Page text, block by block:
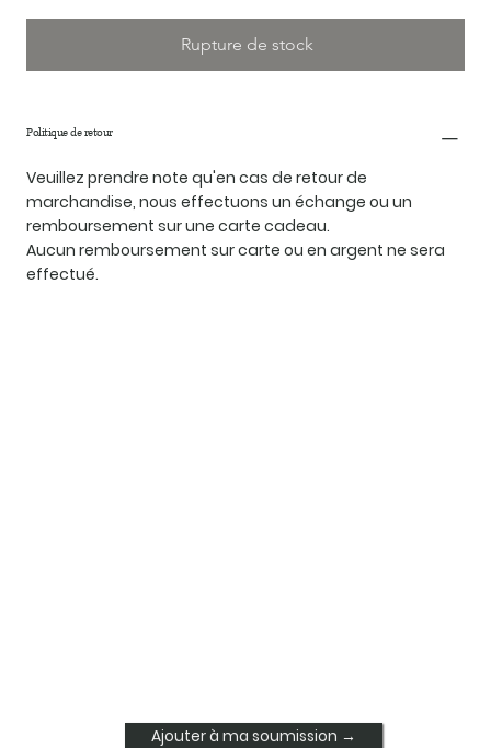
Rupture de stock
Politique de retour
Veuillez prendre note qu'en cas de retour de
marchandise, nous effectuons un échange ou un
remboursement sur une carte cadeau.
Aucun remboursement sur carte ou en argent ne sera
effectué.
Ajouter à ma soumission →